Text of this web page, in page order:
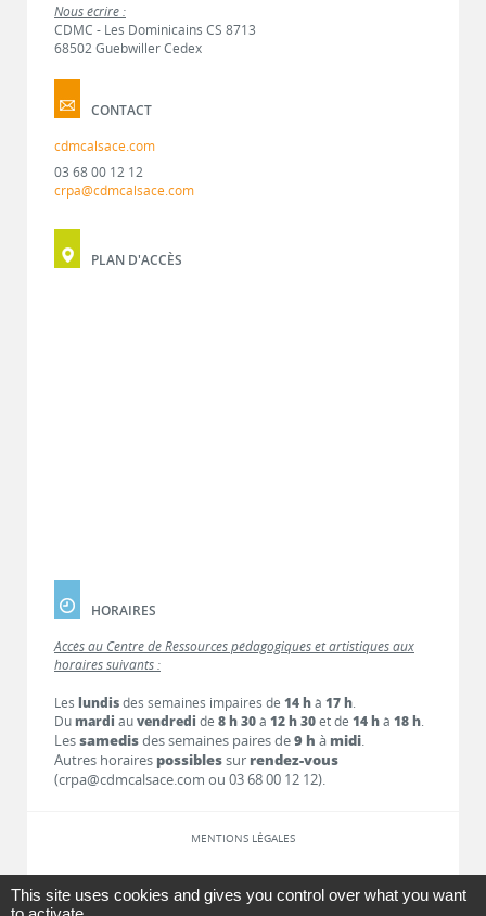
Nous écrire :
CDMC - Les Dominicains CS 8713
68502 Guebwiller Cedex
CONTACT
cdmcalsace.com
03 68 00 12 12
crpa@cdmcalsace.com
PLAN D'ACCÈS
HORAIRES
Accès au Centre de Ressources pédagogiques et artistiques aux
horaires suivants :
Les lundisdes semaines impaires de 14 hà 17 h.
Dumardi auvendredi de 8 h 30à 12 h 30et de 14 hà 18 h.
Lessamedisdes semaines paires de9 h à midi.
Autres horaires possiblessur rendez-vous
(crpa@cdmcalsace.com ou 03 68 00 12 12).
MENTIONS LÉGALES
LIENS
This site uses cookies and gives you control over what you want